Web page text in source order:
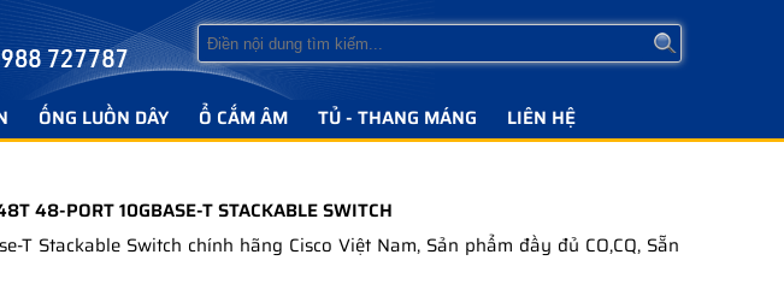
ỐNG LUỒN DÂY Ổ CẮM ÂM TỦ - THANG MÁNG LIÊN HỆ
48-PORT 10GBASE-T STACKABLE SWITCH
Stackable Switch chính hãng Cisco Việt Nam, Sản phẩm đầy đủ CO,CQ, Sẵn